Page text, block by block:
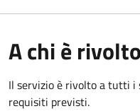
A chi è rivolto
Il servizio è rivolto a tutti i
requisiti previsti.